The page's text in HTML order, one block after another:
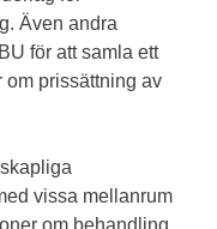
Även andra
för att samla ett
om prissättning av
vissa mellanrum
om behandling